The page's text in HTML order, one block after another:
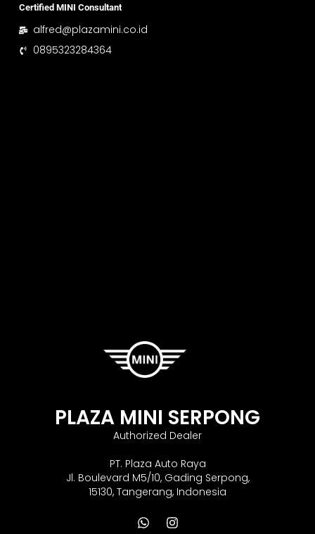
PLAZA MINI SERPONG
Authorized Dealer
PT. Plaza Auto Raya
Jl. Boulevard M5/10, Gading Serpong,
15130, Tangerang, Indonesia
Certified MINI Consultant
alfred@plazamini.co.id
0895323284364